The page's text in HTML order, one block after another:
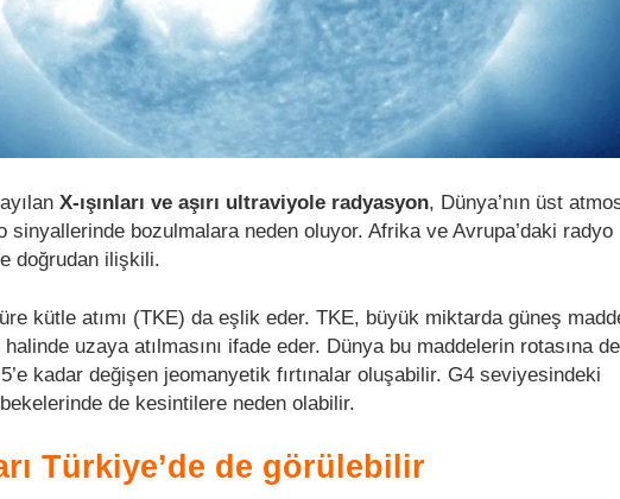
X-ışınları ve aşırı ultraviyole radyasyon, Dünya’nın üst
sinyallerinde bozulmalara neden oluyor. Afrika ve Avrupa’daki radyo
doğrudan ilişkili.
kütle atımı (TKE) da eşlik eder. TKE, büyük miktarda güneş
uzaya atılmasını ifade eder. Dünya bu maddelerin rotasına
kadar değişen jeomanyetik fırtınalar oluşabilir. G4 seviyesindeki
de kesintilere neden olabilir.
Türkiye’de de görülebilir